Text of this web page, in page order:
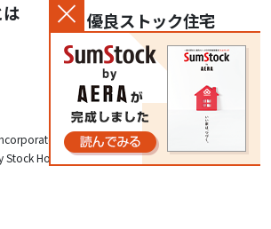
優良ストック住宅
推進協議会について
個人情報保護方針
Association for the Promotion of High-
Stock Housing, All Rights Reserved.